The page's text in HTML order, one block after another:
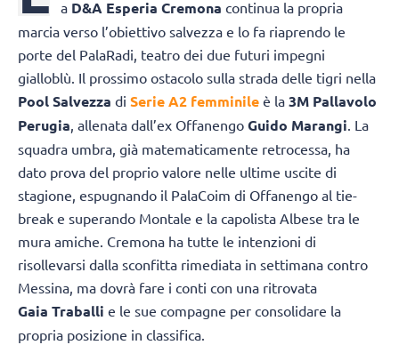
a D&A Esperia Cremona continua la propria
marcia verso l’obiettivo salvezza e lo fa riaprendo le
porte del PalaRadi, teatro dei due futuri impegni
gialloblù. Il prossimo ostacolo sulla strada delle tigri nella
Pool Salvezza di Serie A2 femminile è la 3M Pallavolo
Perugia, allenata dall’ex Offanengo Guido Marangi. La
squadra umbra, già matematicamente retrocessa, ha
dato prova del proprio valore nelle ultime uscite di
stagione, espugnando il PalaCoim di Offanengo al tie-
break e superando Montale e la capolista Albese tra le
mura amiche. Cremona ha tutte le intenzioni di
risollevarsi dalla sconfitta rimediata in settimana contro
Messina, ma dovrà fare i conti con una ritrovata
Gaia Traballi e le sue compagne per consolidare la
propria posizione in classifica.